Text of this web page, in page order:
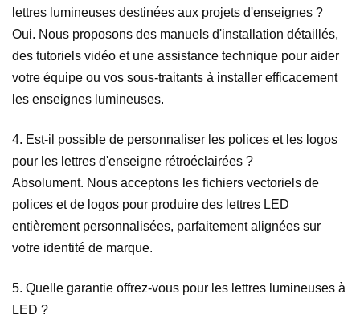
lettres lumineuses destinées aux projets d'enseignes ?
Oui. Nous proposons des manuels d'installation détaillés,
des tutoriels vidéo et une assistance technique pour aider
votre équipe ou vos sous-traitants à installer efficacement
les enseignes lumineuses.
4. Est-il possible de personnaliser les polices et les logos
pour les lettres d'enseigne rétroéclairées ?
Absolument. Nous acceptons les fichiers vectoriels de
polices et de logos pour produire des lettres LED
entièrement personnalisées, parfaitement alignées sur
votre identité de marque.
5. Quelle garantie offrez-vous pour les lettres lumineuses à
LED ?